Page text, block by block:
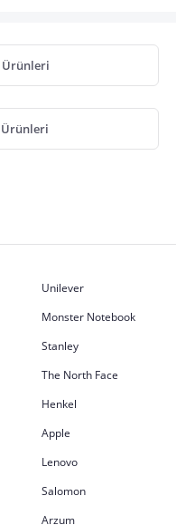
Ürünleri
Ürünleri
Unilever
Monster Notebook
Stanley
The North Face
Henkel
Apple
Lenovo
Salomon
Arzum